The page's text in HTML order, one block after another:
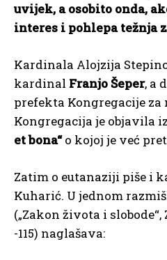
uvijek, a osobito onda,
interes i pohlepa težnja
Kardinala Alojzija
kardinal Franjo Šeper, a
prefekta Kongregacije za
Kongregacija je objavila
et bona“o kojoj je već
Zatim o eutanaziji piše i
Kuharić. U jednom
(„Zakon života i slobode“,
-115) naglašava: